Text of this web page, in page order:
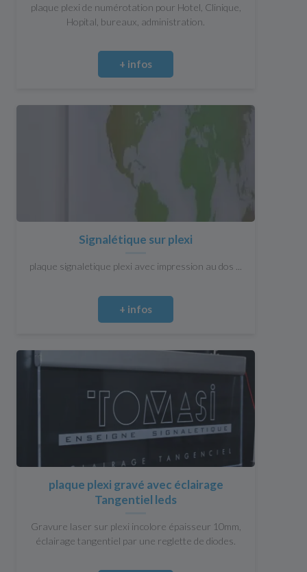
plaque plexi de numérotation pour Hotel, Clinique,
Hopital, bureaux, administration.
+ infos
Signalétique sur plexi
plaque signaletique plexi avec impression au dos ...
+ infos
plaque plexi gravé avec éclairage
Tangentiel leds
Gravure laser sur plexi incolore épaisseur 10mm,
éclairage tangentiel par une reglette de diodes.